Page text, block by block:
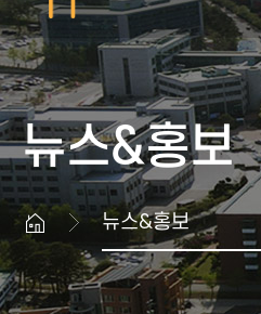
뉴스&홍보
뉴스&홍보